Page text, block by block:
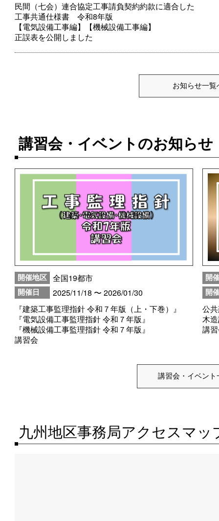
民間（七会）連合協定工事請負契約約款に適合した
工事共通仕様書 令和8年版
【電気設備工事編】【機械設備工事編】
正誤表を公開しました
お知らせ一覧
講習会・イベントのお知らせ
開催地区 全国19都市
開催日
2025/11/18 〜 2026/01/30
『建築工事監理指針 令和７年版（上・下巻）』
『電気設備工事監理指針 令和７年版』
『機械設備工事監理指針 令和７年版』
講習会
開
開
公
木
講
講習会・イベント
九州地区事務局アクセスマッ